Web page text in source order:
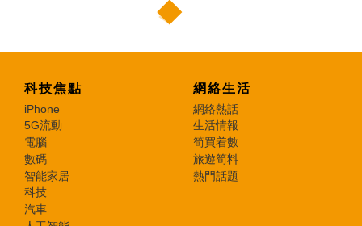
科技焦點
iPhone
5G流動
電腦
數碼
智能家居
科技
汽車
網絡生活
網絡熱話
生活情報
筍買着數
旅遊筍料
熱門話題